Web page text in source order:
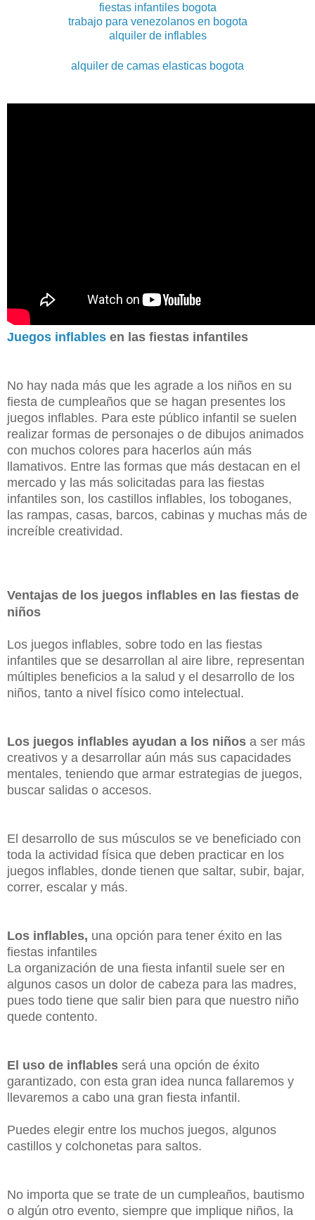
fiestas infantiles bogota
trabajo para venezolanos en bogota
alquiler de inflables
alquiler de camas elasticas bogota
Juegos inflables en las fiestas infantiles
No hay nada más que les agrade a los niños en su
fiesta de cumpleaños que se hagan presentes los
juegos inflables. Para este público infantil se suelen
realizar formas de personajes o de dibujos animados
con muchos colores para hacerlos aún más
llamativos. Entre las formas que más destacan en el
mercado y las más solicitadas para las fiestas
infantiles son, los castillos inflables, los toboganes,
las rampas, casas, barcos, cabinas y muchas más de
increíble creatividad.
Ventajas de los juegos inflables en las fiestas de
niños
Los juegos inflables, sobre todo en las fiestas
infantiles que se desarrollan al aire libre, representan
múltiples beneficios a la salud y el desarrollo de los
niños, tanto a nivel físico como intelectual.
Los juegos inflables ayudan a los niños a ser más
creativos y a desarrollar aún más sus capacidades
mentales, teniendo que armar estrategias de juegos,
buscar salidas o accesos.
El desarrollo de sus músculos se ve beneficiado con
toda la actividad física que deben practicar en los
juegos inflables, donde tienen que saltar, subir, bajar,
correr, escalar y más.
Los inflables, una opción para tener éxito en las
fiestas infantiles
La organización de una fiesta infantil suele ser en
algunos casos un dolor de cabeza para las madres,
pues todo tiene que salir bien para que nuestro niño
quede contento.
El uso de inflables será una opción de éxito
garantizado, con esta gran idea nunca fallaremos y
llevaremos a cabo una gran fiesta infantil.
Puedes elegir entre los muchos juegos, algunos
castillos y colchonetas para saltos.
No importa que se trate de un cumpleaños, bautismo
o algún otro evento, siempre que implique niños, la